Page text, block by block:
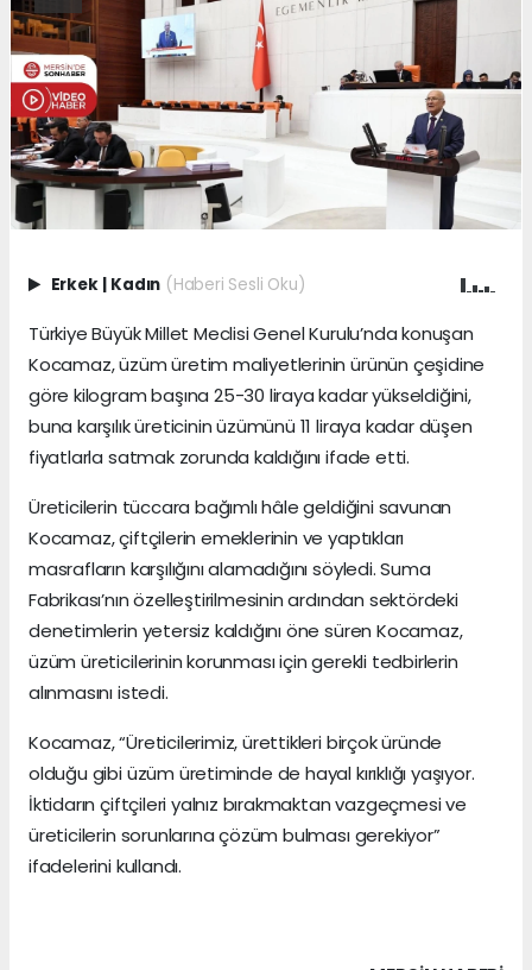
Erkek | Kadın (Haberi Sesli Oku)
Türkiye Büyük Millet Meclisi Genel Kurulu’nda konuşan
Kocamaz, üzüm üretim maliyetlerinin ürünün çeşidine
göre kilogram başına 25-30 liraya kadar yükseldiğini,
buna karşılık üreticinin üzümünü 11 liraya kadar düşen
fiyatlarla satmak zorunda kaldığını ifade etti.
Üreticilerin tüccara bağımlı hâle geldiğini savunan
Kocamaz, çiftçilerin emeklerinin ve yaptıkları
masrafların karşılığını alamadığını söyledi. Suma
Fabrikası’nın özelleştirilmesinin ardından sektördeki
denetimlerin yetersiz kaldığını öne süren Kocamaz,
üzüm üreticilerinin korunması için gerekli tedbirlerin
alınmasını istedi.
Kocamaz, “Üreticilerimiz, ürettikleri birçok üründe
olduğu gibi üzüm üretiminde de hayal kırıklığı yaşıyor.
İktidarın çiftçileri yalnız bırakmaktan vazgeçmesi ve
üreticilerin sorunlarına çözüm bulması gerekiyor”
ifadelerini kullandı.